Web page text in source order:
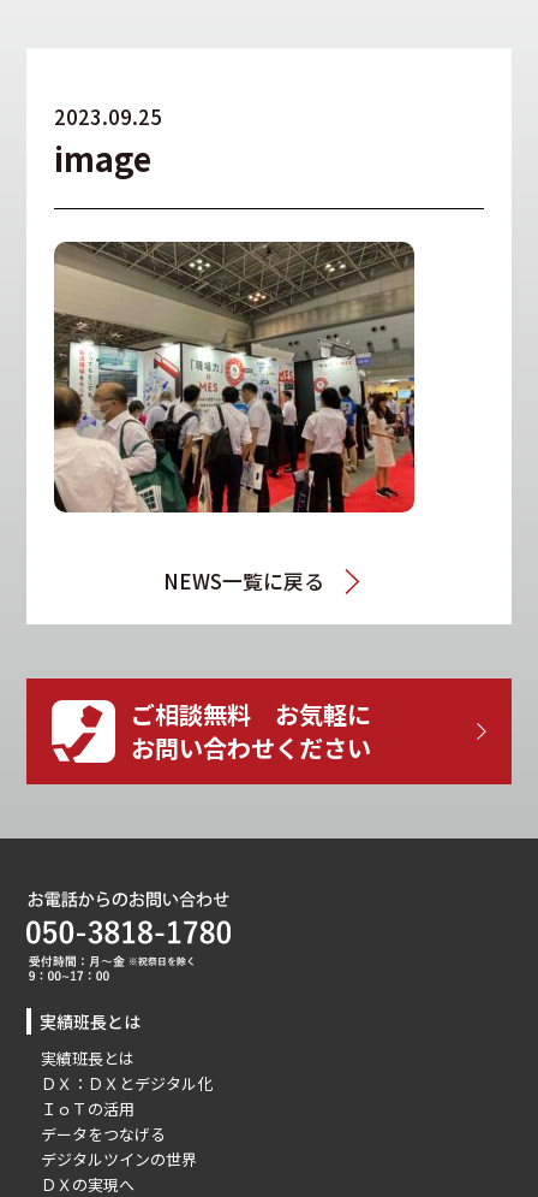
2023.09.25
image
NEWS一覧に戻る
ご相談無料 お気軽に
お問い合わせください
実績班長とは
実績班長とは
ＤＸ：ＤＸとデジタル化
ＩｏＴの活用
データをつなげる
デジタルツインの世界
ＤＸの実現へ